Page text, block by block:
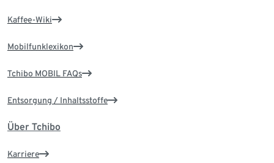
Kaffee-Wiki
Mobilfunklexikon
Tchibo MOBIL FAQs
Entsorgung / Inhaltsstoffe
Über Tchibo
Karriere